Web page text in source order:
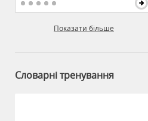
Показати більше
Словарні тренування